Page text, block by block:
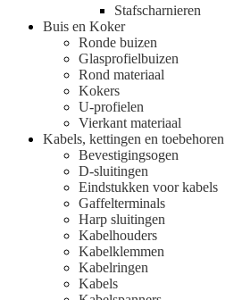
Stafscharnieren
Buis en Koker
Ronde buizen
Glasprofielbuizen
Rond materiaal
Kokers
U-profielen
Vierkant materiaal
Kabels, kettingen en toebehoren
Bevestigingsogen
D-sluitingen
Eindstukken voor kabels
Gaffelterminals
Harp sluitingen
Kabelhouders
Kabelklemmen
Kabelringen
Kabels